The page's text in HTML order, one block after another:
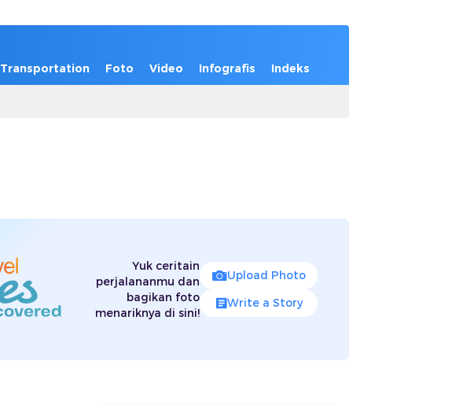
Transportation Foto Video Infografis Indeks
Yuk ceritain
perjalananmu dan
bagikan foto
menariknya di sini!
Upload Photo
Write a Story